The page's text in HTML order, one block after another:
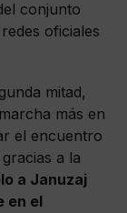
conjunto
oficiales
mitad,
más en
el encuentro
a la
a Januzaj
en el